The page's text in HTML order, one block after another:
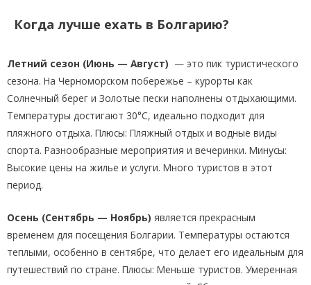
Когда лучше ехать в Болгарию?
Летний сезон (Июнь — Август) — это пик туристического
сезона. На Черноморском побережье – курорты как
Солнечный берег и Золотые пески наполнены отдыхающими.
Температуры достигают 30°C, идеально подходит для
пляжного отдыха. Плюсы: Пляжный отдых и водные виды
спорта. Разнообразные мероприятия и вечеринки. Минусы:
Высокие цены на жилье и услуги. Много туристов в этот
период.
Осень (Сентябрь — Ноябрь) является прекрасным
временем для посещения Болгарии. Температуры остаются
теплыми, особенно в сентябре, что делает его идеальным для
путешествий по стране. Плюсы: Меньше туристов. Умеренная